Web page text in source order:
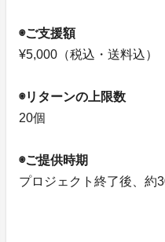
◉ご支援額
¥5,000（税込・送料込）
◉リターンの上限数
20個
◉ご提供時期
プロジェクト終了後、約